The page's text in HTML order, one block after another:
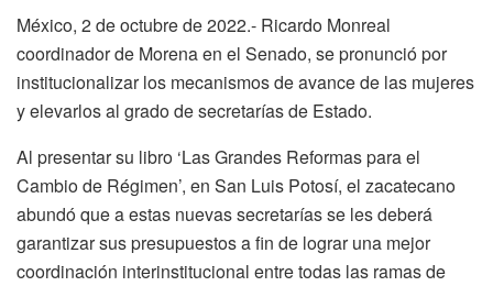
México, 2 de octubre de 2022.- Ricardo Monreal
coordinador de Morena en el Senado, se pronunció por
institucionalizar los mecanismos de avance de las mujeres
y elevarlos al grado de secretarías de Estado.
Al presentar su libro ‘Las Grandes Reformas para el
Cambio de Régimen’, en San Luis Potosí, el zacatecano
abundó que a estas nuevas secretarías se les deberá
garantizar sus presupuestos a fin de lograr una mejor
coordinación interinstitucional entre todas las ramas de